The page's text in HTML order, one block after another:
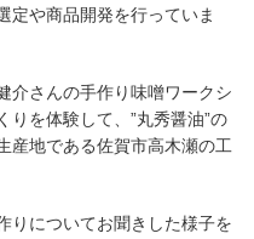
定や商品開発を行っていま
介さんの手作り味噌ワークシ
りを体験して、”丸秀醤油”の
産地である佐賀市高木瀬の工
りについてお聞きした様子を